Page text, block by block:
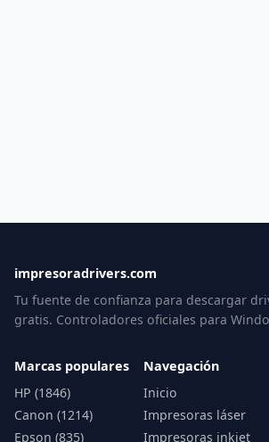
impresoradrivers.com
Tu fuente de confianza para descargar
gratis. Controladores oficiales para
Marcas populares
HP (1846)
Canon (1214)
Epson (835)
Navegación
Inicio
Impresoras láser
Impresoras inkjet